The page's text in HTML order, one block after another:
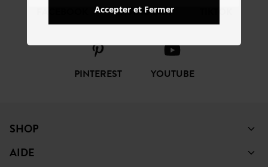
INSTAGRAM
PINTEREST YOUTUBE
SHOP
AIDE
Accepter et Fermer